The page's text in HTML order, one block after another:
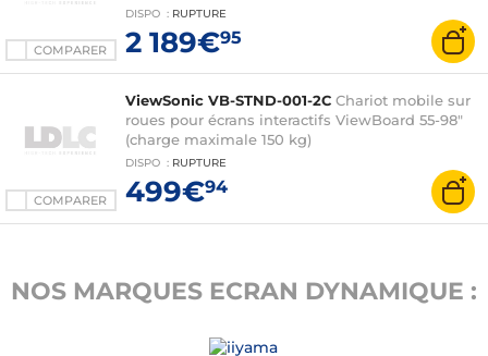
COMPARER
- Système audio 2 x 20 W - Android 14 -
Certification EDLA - 2x Stylets inclus
DISPO : RUPTURE
2 189€95
COMPARER
ViewSonic VB-STND-001-2C Chariot mobile sur
roues pour écrans interactifs ViewBoard 55-98"
(charge maximale 150 kg)
DISPO : RUPTURE
499€94
NOS MARQUES ECRAN DYNAMIQUE :